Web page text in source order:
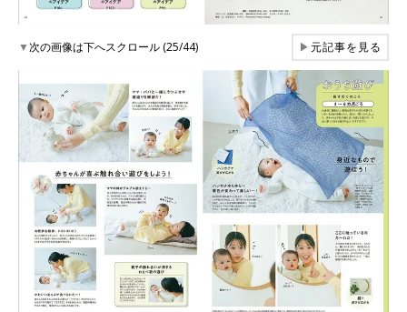
▼次の画像は下へスクロール (25/44) ▶元記事を見る